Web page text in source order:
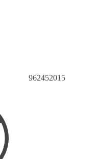
962452015